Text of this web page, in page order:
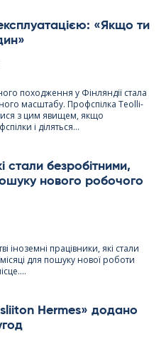
«Якщо ти
походження у Фінляндії стала
масштабу. Профспілка Teol­li­
з цим явищем, якщо
і діляться...
стали безробітними,
нового робочого
іноземні працівники, які стали
для пошуку нової роботи
Her­mes» додано